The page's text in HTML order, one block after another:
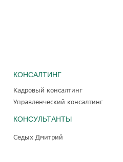
КОНСАЛТИНГ
Кадровый консалтинг
Управленческий консалтинг
КОНСУЛЬТАНТЫ
Седых Дмитрий